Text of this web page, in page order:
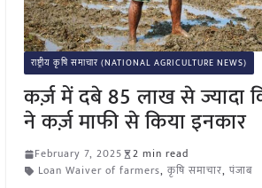
राष्ट्रीय कृषि समाचार (NATIONAL AGRICULTURE NEWS)
कर्ज़ में दबे 85 लाख से ज्यादा
ने कर्ज़ माफी से किया इनकार
February 7, 2025
2 min read
Loan Waiver of farmers, कृषि समाचार, पंजाब